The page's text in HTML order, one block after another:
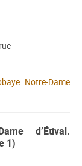
Notre-Dame
d’Étival.
1)